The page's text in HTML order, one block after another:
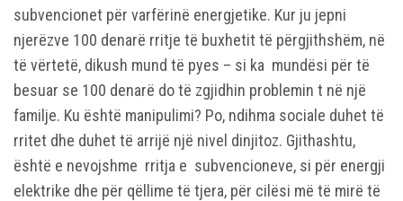
subvencionet për varfërinë energjetike. Kur ju jepni
njerëzve 100 denarë rritje të buxhetit të përgjithshëm, në
të vërtetë, dikush mund të pyes – si ka mundësi për të
besuar se 100 denarë do të zgjidhin problemin t në një
familje. Ku është manipulimi? Po, ndihma sociale duhet të
rritet dhe duhet të arrijë një nivel dinjitoz. Gjithashtu,
është e nevojshme rritja e subvencioneve, si për energji
elektrike dhe për qëllime të tjera, për cilësi më të mirë të